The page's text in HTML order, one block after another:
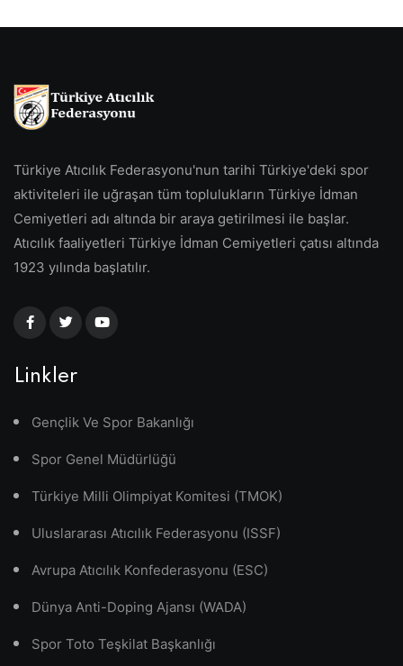
Türkiye Atıcılık Federasyonu'nun tarihi Türkiye'deki spor
aktiviteleri ile uğraşan tüm toplulukların Türkiye İdman
Cemiyetleri adı altında bir araya getirilmesi ile başlar.
Atıcılık faaliyetleri Türkiye İdman Cemiyetleri çatısı altında
1923 yılında başlatılır.
Linkler
Gençlik Ve Spor Bakanlığı
Spor Genel Müdürlüğü
Türkiye Milli Olimpiyat Komitesi (TMOK)
Uluslararası Atıcılık Federasyonu (ISSF)
Avrupa Atıcılık Konfederasyonu (ESC)
Dünya Anti-Doping Ajansı (WADA)
Spor Toto Teşkilat Başkanlığı